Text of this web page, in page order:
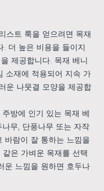
스트 룩을 얻으려면 목재
. 더 높은 비용을 들이지
제공합니다. 목재 베니
소재에 적용되어 지속 가
운 나뭇결 모양을 제공합
방에 인기 있는 목재 베
무, 단풍나무 또는 자작
바람이 잘 통하는 느낌을
은 가벼운 목재를 선택
운 느낌을 원하면 호두나